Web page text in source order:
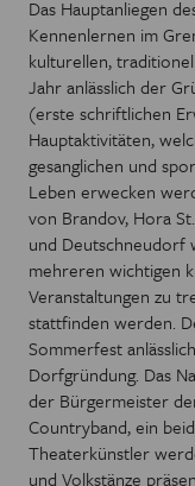
Das Hauptanliegen
Kennenlernen im
kulturellen,
Jahr anlässlich der
(erste schriftlichen
Hauptaktivitäten,
gesanglichen und
Leben erwecken
von Brandov, Hora
und Deutschneudorf
mehreren wichtigen
Veranstaltungen zu
stattfinden werden.
Sommerfest
Dorfgründung. Das
der Bürgermeister
Countryband, ein
Theaterkünstler
und Volkstänze